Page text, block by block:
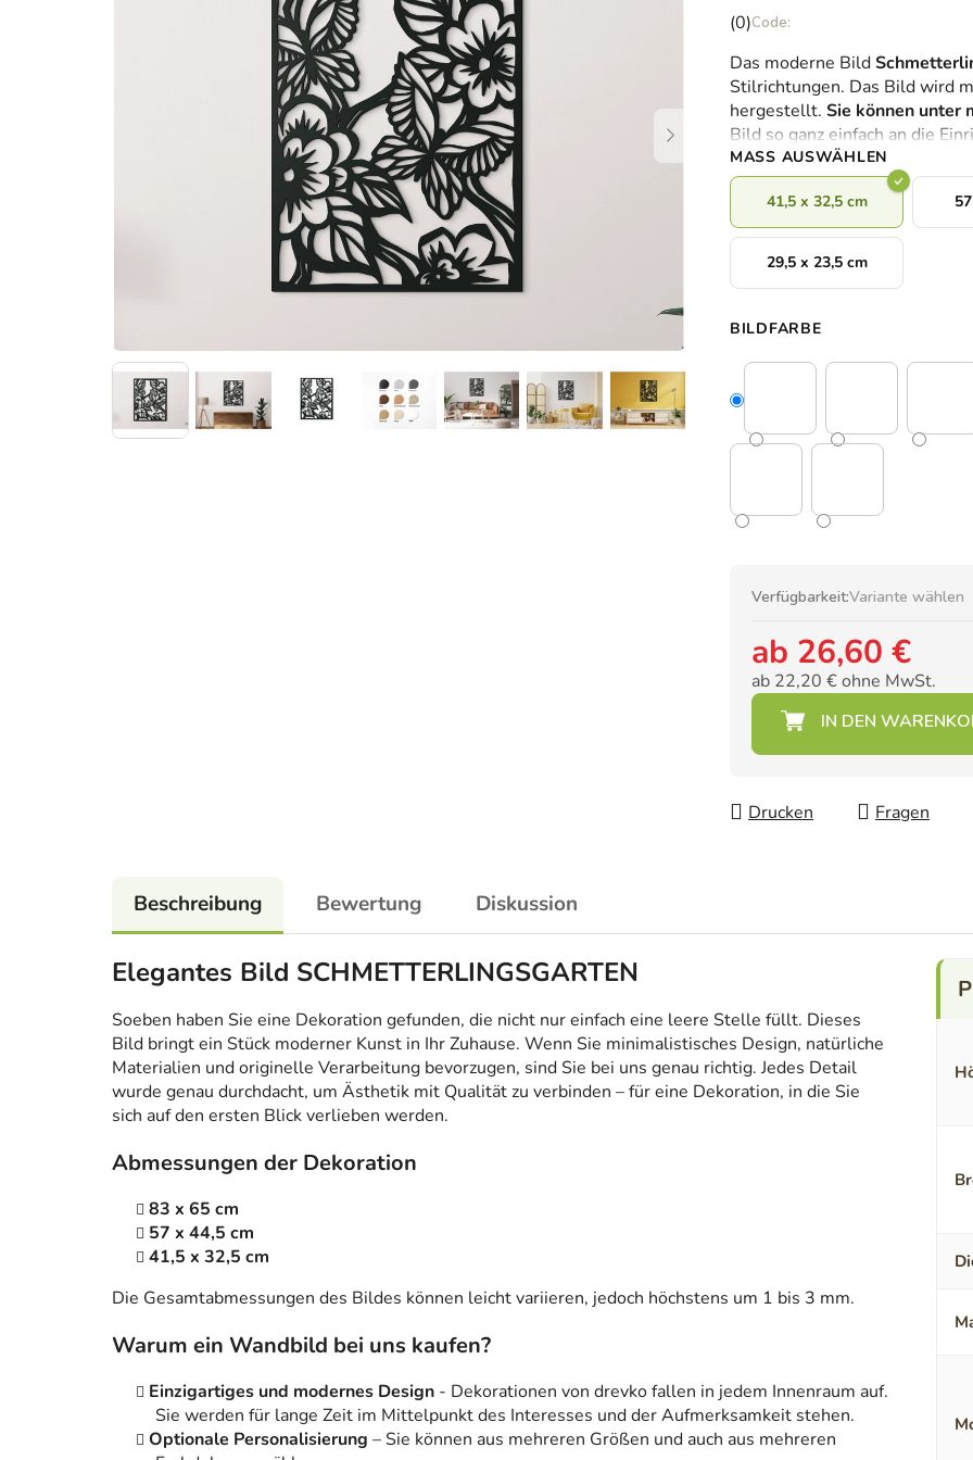
Die
Produktbewertung
ist
0,0
von
5
Sternen.
(0)
Das moderne Bild
Stilrichtungen. Das Bild wird
hergestellt. Sie können unter
Bild so ganz einfach an die
MASS AUSWÄHLEN
41,5 x 32,5 cm
29,5 x 23,5 cm
BILDFARBE
Verfügbarkeit:Variante wählen
ab 26,60 €
ab 22,20 €ohne MwSt.
Verkaufspreis:
Drucken Fragen
Beschreibung Bewertung Diskussion
Elegantes Bild SCHMETTERLINGSGARTEN
Soeben haben Sie eine Dekoration gefunden, die nicht nur einfach eine leere Stelle füllt. Dieses
Bild bringt ein Stück moderner Kunst in Ihr Zuhause. Wenn Sie minimalistisches Design, natürliche
Materialien und originelle Verarbeitung bevorzugen, sind Sie bei uns genau richtig. Jedes Detail
wurde genau durchdacht, um Ästhetik mit Qualität zu verbinden – für eine Dekoration, in die Sie
sich auf den ersten Blick verlieben werden.
Abmessungen der Dekoration
83 x 65 cm
57 x 44,5 cm
41,5 x 32,5 cm
Die Gesamtabmessungen des Bildes können leicht variieren, jedoch höchstens um 1 bis 3 mm.
Warum ein Wandbild bei uns kaufen?
Einzigartiges und modernes Design - Dekorationen von drevko fallen in jedem Innenraum auf.
Sie werden für lange Zeit im Mittelpunkt des Interesses und der Aufmerksamkeit stehen.
Optionale Personalisierung – Sie können aus mehreren Größen und auch aus mehreren